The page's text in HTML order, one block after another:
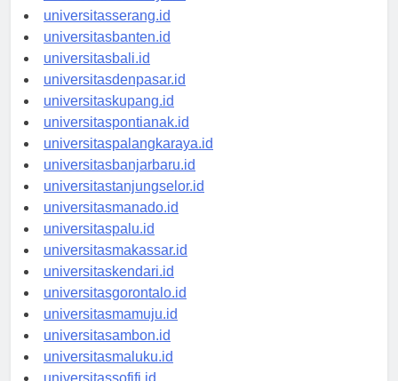
universitassurabaya.id
universitasserang.id
universitasbanten.id
universitasbali.id
universitasdenpasar.id
universitaskupang.id
universitaspontianak.id
universitaspalangkaraya.id
universitasbanjarbaru.id
universitastanjungselor.id
universitasmanado.id
universitaspalu.id
universitasmakassar.id
universitaskendari.id
universitasgorontalo.id
universitasmamuju.id
universitasambon.id
universitasmaluku.id